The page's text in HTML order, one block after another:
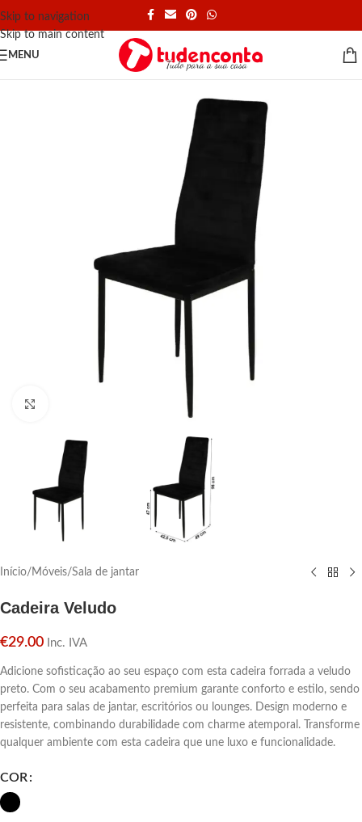
Skip to navigation
Skip to main content
MENU
Início/ Móveis/Sala de jantar
Cadeira Veludo
€29.00 Inc. IVA
Adicione sofisticação ao seu espaço com esta cadeira forrada a veludo
preto. Com o seu acabamento premium garante conforto e estilo, sendo
perfeita para salas de jantar, escritórios ou lounges. Design moderno e
resistente, combinando durabilidade com charme atemporal. Transforme
qualquer ambiente com esta cadeira que une luxo e funcionalidade.
COR